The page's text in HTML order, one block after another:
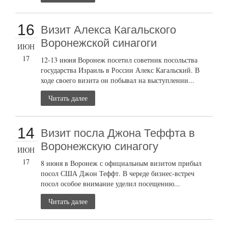
16
ИЮН
17
Визит Алекса Кагальского
Воронежской синагоги
12-13 июня Воронеж посетил советник посольства
государства Израиль в России Алекс Кагальский. В
ходе своего визита он побывал на выступлении...
Читать далее
14
ИЮН
17
Визит посла Джона Теффта в
Воронежскую синагогу
8 июня в Воронеж с официальным визитом прибыл
посол США Джон Теффт. В череде бизнес-встреч
посол особое внимание уделил посещению...
Читать далее